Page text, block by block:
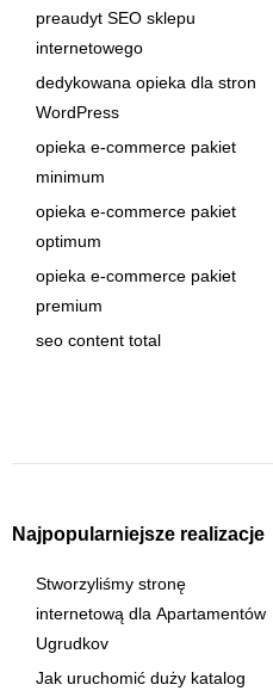
preaudyt SEO sklepu
internetowego
dedykowana opieka dla stron
WordPress
opieka e-commerce pakiet
minimum
opieka e-commerce pakiet
optimum
opieka e-commerce pakiet
premium
seo content total
Najpopularniejsze realizacje
Stworzyliśmy stronę
internetową dla Apartamentów
Ugrudkov
Jak uruchomić duży katalog